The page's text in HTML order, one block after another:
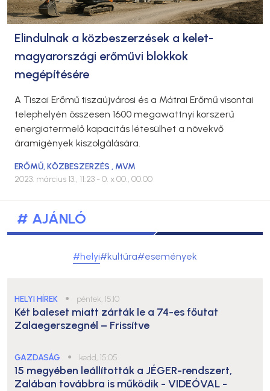
Elindulnak a közbeszerzések a kelet-
magyarországi erőművi blokkok
megépítésére
A Tiszai Erőmű tiszaújvárosi és a Mátrai Erőmű visontai
telephelyén összesen 1600 megawattnyi korszerű
energiatermelő kapacitás létesülhet a növekvő
áramigények kiszolgálására.
ERŐMŰ,KÖZBESZERZÉS , MVM
2023. március 13., 11:23 - 0. x 00., 00:00
# AJÁNLÓ
#helyi#kultúra#események
HELYI HÍREK ● péntek, 15:10
Két baleset miatt zárták le a 74-es főutat
Zalaegerszegnél – Frissítve
GAZDASÁG ● kedd, 15:05
15 megyében leállították a JÉGER-rendszert,
Zalában továbbra is működik - VIDEÓVAL -